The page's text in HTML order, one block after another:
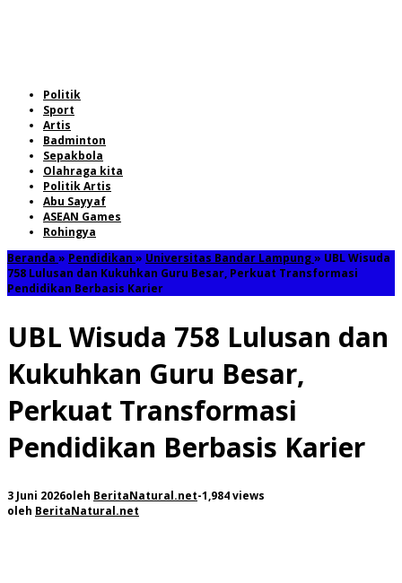
Politik
Sport
Artis
Badminton
Sepakbola
Olahraga kita
Politik Artis
Abu Sayyaf
ASEAN Games
Rohingya
Beranda » Pendidikan » Universitas Bandar Lampung» UBL Wisuda
758 Lulusan dan Kukuhkan Guru Besar, Perkuat Transformasi
Pendidikan Berbasis Karier
UBL Wisuda 758 Lulusan dan
Kukuhkan Guru Besar,
Perkuat Transformasi
Pendidikan Berbasis Karier
3 Juni 2026oleh BeritaNatural.net-1,984 views
oleh BeritaNatural.net